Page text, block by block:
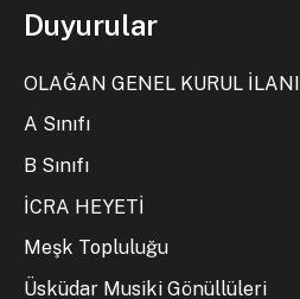
Duyurular
OLAĞAN GENEL KURUL İLANI
A Sınıfı
B Sınıfı
İCRA HEYETİ
Meşk Topluluğu
Üsküdar Musiki Gönüllüleri